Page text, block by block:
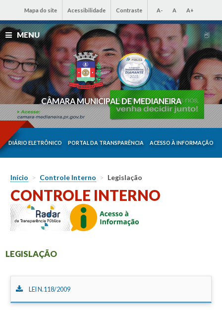
Mapa do site Acessibilidade Contraste A- A A+
MENU
CÂMARA MUNICIPAL DE MEDIANEIRA
DIÁRIO ELETRÔNICO PORTAL DA TRANSPARÊNCIA ACESSO À INFORMAÇÃO
Início > Controle Interno > Legislação
CONTROLE INTERNO
LEGISLAÇÃO
LEI N.118/2009